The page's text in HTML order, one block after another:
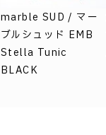
marble SUD / マー
ブルシュッド EMB
Stella Tunic
BLACK